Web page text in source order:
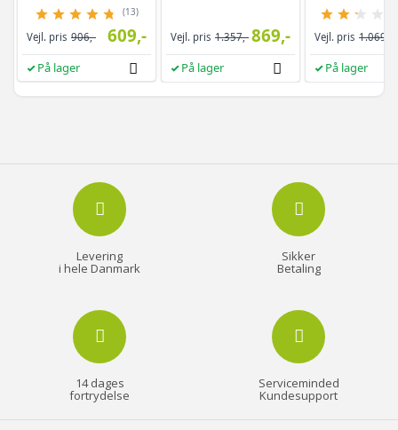
(13)
Vejl. pris 906,- 609,-
På lager
Vejl. pris 1.357,- 869,-
På lager
Vejl. pris 1.069,-
På lager
Levering
i hele Danmark
Sikker
Betaling
14 dages
fortrydelse
Serviceminded
Kundesupport